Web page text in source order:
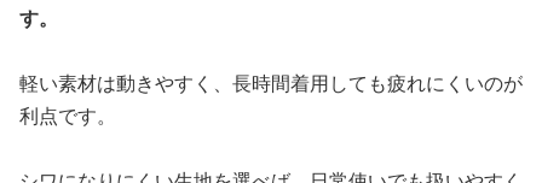
す。
軽い素材は動きやすく、長時間着用しても疲れにくいのが
利点です。